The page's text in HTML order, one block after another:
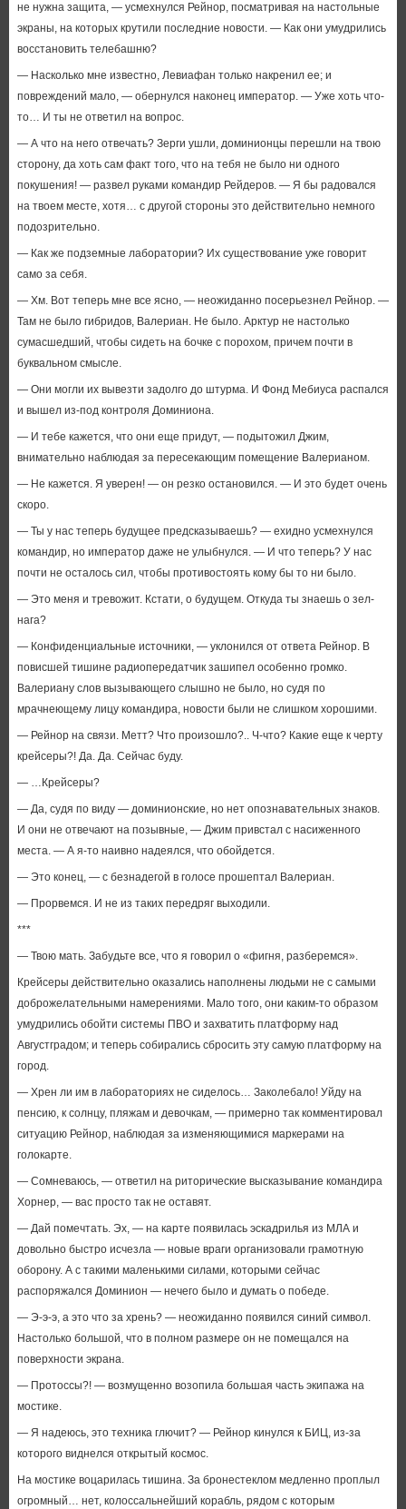
не нужна защита, — усмехнулся Рейнор, посматривая на настольные
экраны, на которых крутили последние новости. — Как они умудрились
восстановить телебашню?
— Насколько мне известно, Левиафан только накренил ее; и
повреждений мало, — обернулся наконец император. — Уже хоть что-
то… И ты не ответил на вопрос.
— А что на него отвечать? Зерги ушли, доминионцы перешли на твою
сторону, да хоть сам факт того, что на тебя не было ни одного
покушения! — развел руками командир Рейдеров. — Я бы радовался
на твоем месте, хотя… с другой стороны это действительно немного
подозрительно.
— Как же подземные лаборатории? Их существование уже говорит
само за себя.
— Хм. Вот теперь мне все ясно, — неожиданно посерьезнел Рейнор. —
Там не было гибридов, Валериан. Не было. Арктур не настолько
сумасшедший, чтобы сидеть на бочке с порохом, причем почти в
буквальном смысле.
— Они могли их вывезти задолго до штурма. И Фонд Мебиуса распался
и вышел из-под контроля Доминиона.
— И тебе кажется, что они еще придут, — подытожил Джим,
внимательно наблюдая за пересекающим помещение Валерианом.
— Не кажется. Я уверен! — он резко остановился. — И это будет очень
скоро.
— Ты у нас теперь будущее предсказываешь? — ехидно усмехнулся
командир, но император даже не улыбнулся. — И что теперь? У нас
почти не осталось сил, чтобы противостоять кому бы то ни было.
— Это меня и тревожит. Кстати, о будущем. Откуда ты знаешь о зел-
нага?
— Конфиденциальные источники, — уклонился от ответа Рейнор. В
повисшей тишине радиопередатчик зашипел особенно громко.
Валериану слов вызывающего слышно не было, но судя по
мрачнеющему лицу командира, новости были не слишком хорошими.
— Рейнор на связи. Метт? Что произошло?.. Ч-что? Какие еще к черту
крейсеры?! Да. Да. Сейчас буду.
— …Крейсеры?
— Да, судя по виду — доминионские, но нет опознавательных знаков.
И они не отвечают на позывные, — Джим привстал с насиженного
места. — А я-то наивно надеялся, что обойдется.
— Это конец, — с безнадегой в голосе прошептал Валериан.
— Прорвемся. И не из таких передряг выходили.
***
— Твою мать. Забудьте все, что я говорил о «фигня, разберемся».
Крейсеры действительно оказались наполнены людьми не с самыми
доброжелательными намерениями. Мало того, они каким-то образом
умудрились обойти системы ПВО и захватить платформу над
Августградом; и теперь собирались сбросить эту самую платформу на
город.
— Хрен ли им в лабораториях не сиделось… Заколебало! Уйду на
пенсию, к солнцу, пляжам и девочкам, — примерно так комментировал
ситуацию Рейнор, наблюдая за изменяющимися маркерами на
голокарте.
— Сомневаюсь, — ответил на риторические высказывание командира
Хорнер, — вас просто так не оставят.
— Дай помечтать. Эх, — на карте появилась эскадрилья из МЛА и
довольно быстро исчезла — новые враги организовали грамотную
оборону. А с такими маленькими силами, которыми сейчас
распоряжался Доминион — нечего было и думать о победе.
— Э-э-э, а это что за хрень? — неожиданно появился синий символ.
Настолько большой, что в полном размере он не помещался на
поверхности экрана.
— Протоссы?! — возмущенно возопила большая часть экипажа на
мостике.
— Я надеюсь, это техника глючит? — Рейнор кинулся к БИЦ, из-за
которого виднелся открытый космос.
На мостике воцарилась тишина. За бронестеклом медленно проплыл
огромный… нет, колоссальнейший корабль, рядом с которым